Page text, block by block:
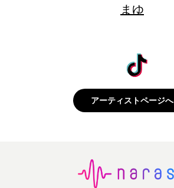
まゆ
アーティストページへ